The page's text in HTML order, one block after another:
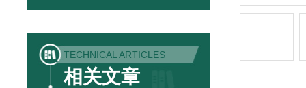
TECHNICAL ARTICLES
相关文章